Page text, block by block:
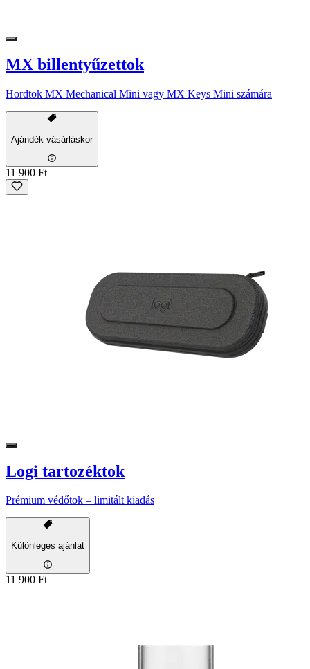
MX billentyűzettok
Hordtok MX Mechanical Mini vagy MX Keys Mini számára
Ajándék vásárláskor
11 900 Ft
Logi tartozéktok
Prémium védőtok – limitált kiadás
Különleges ajánlat
11 900 Ft